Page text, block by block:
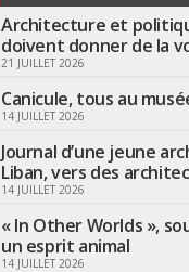
Architecture et
doivent donner de la
21 JUILLET 2026
Canicule, tous au
14 JUILLET 2026
Journal d’une jeune
Liban, vers des
14 JUILLET 2026
« In Other Worlds »,
un esprit animal
14 JUILLET 2026